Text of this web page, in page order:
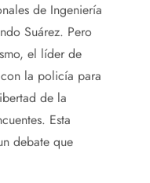
de Ingeniería
Suárez. Pero
el líder de
la policía para
de la
Esta
debate que